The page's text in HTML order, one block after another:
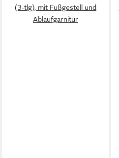
(3-tlg), mit Fußgestell und
Ablaufgarnitur